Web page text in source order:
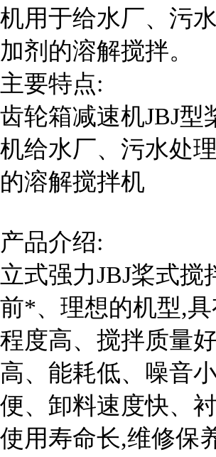
机用于给水厂、污
加剂的溶解搅拌。
主要特点:
齿轮箱减速机JBJ型
机给水厂、污水处
的溶解搅拌机
产品介绍:
立式强力JBJ桨式搅
前*、理想的机型,
程度高、搅拌质量
高、能耗低、噪音
便、卸料速度快、
使用寿命长,维修保